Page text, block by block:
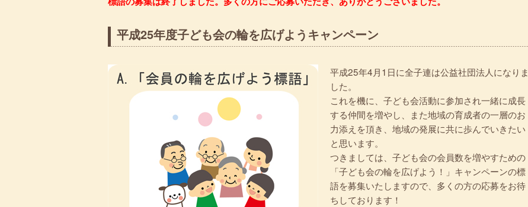
平成25年度子ども会の輪を広げようキャンペーン
平成25年4月1日に全子連は公益社団法人になりま
した。
これを機に、子ども会活動に参加され一緒に成長
する仲間を増やし、また地域の育成者の一層のお
力添えを頂き、地域の発展に共に歩んでいきたい
と思います。
つきましては、子ども会の会員数を増やすための
「子ども会の輪を広げよう！」キャンペーンの標
語を募集いたしますので、多くの方の応募をお待
ちしております！